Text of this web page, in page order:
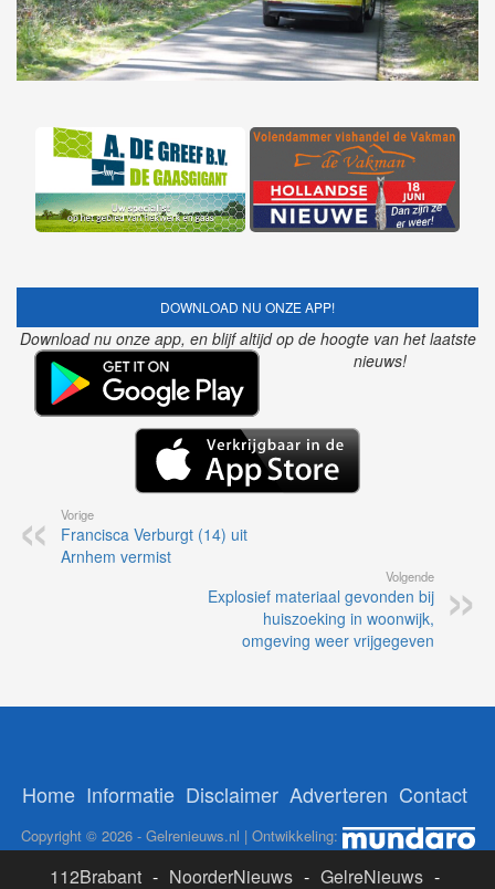
DOWNLOAD NU ONZE APP!
Download nu onze app, en blijf altijd op de hoogte van het laatste
nieuws!
Vorige
Francisca Verburgt (14) uit
Arnhem vermist
Volgende
Explosief materiaal gevonden bij
huiszoeking in woonwijk,
omgeving weer vrijgegeven
Home Informatie Disclaimer Adverteren Contact
Copyright © 2026 - Gelrenieuws.nl | Ontwikkeling:
112Brabant - NoorderNieuws - GelreNieuws -